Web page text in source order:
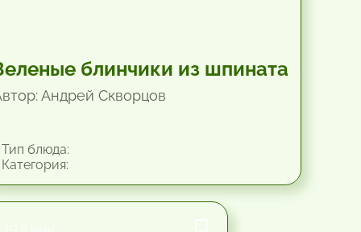
блинчики из шпината
Андрей Скворцов
блюда: